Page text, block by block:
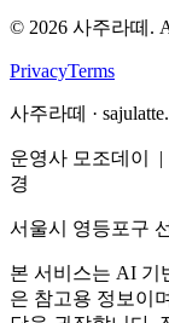
© 2026 사주라떼.
PrivacyTerms
사주라떼 ·
운영사 모조데이 |
경
서울시 영등포구
본 서비스는 AI 기
은 참고용 정보이